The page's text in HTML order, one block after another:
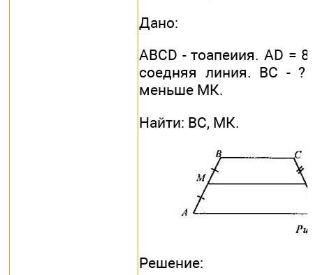
Дано:
ABCD - тоапеиия. AD =
соедняя линия. ВС -
меньше МК.
Найти: ВС, МК.
Решение: